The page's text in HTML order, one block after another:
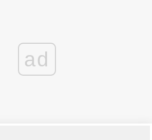
ad